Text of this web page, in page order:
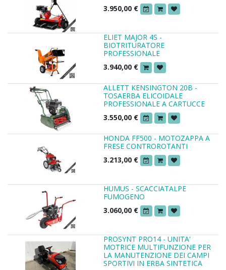
3.950,00 €
ELIET MAJOR 4S -
BIOTRITURATORE
PROFESSIONALE
3.940,00 €
ALLETT KENSINGTON 20B -
TOSAERBA ELICOIDALE
PROFESSIONALE A CARTUCCE
3.550,00 €
HONDA FF500 - MOTOZAPPA A
FRESE CONTROROTANTI
3.213,00 €
HUMUS - SCACCIATALPE
FUMOGENO
3.060,00 €
PROSYNT PRO14 - UNITA'
MOTRICE MULTIFUNZIONE PER
LA MANUTENZIONE DEI CAMPI
SPORTIVI IN ERBA SINTETICA